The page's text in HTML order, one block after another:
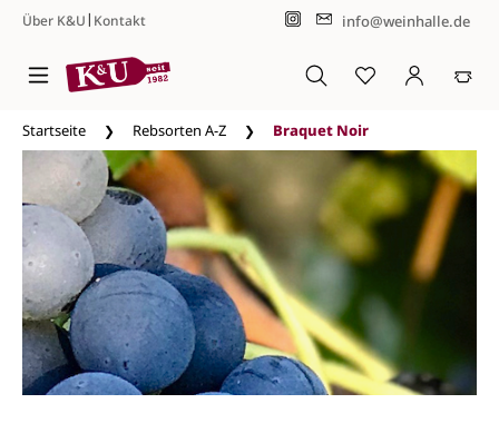
Zum Hauptinhalt springen
Über K&U| Kontakt info@weinhalle.de
Startseite Rebsorten A-Z Braquet Noir